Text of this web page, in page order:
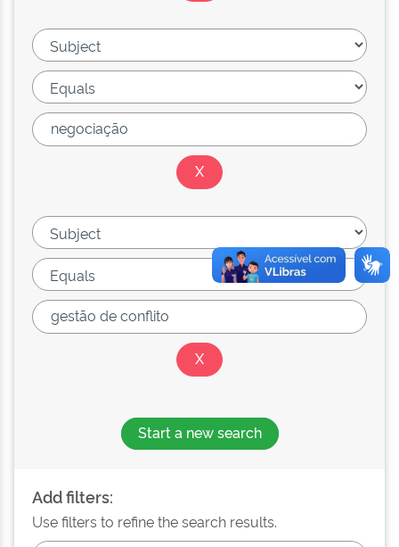
Start a new search
Add filters:
Use filters to refine the search results.